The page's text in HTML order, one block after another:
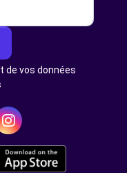
de vos données